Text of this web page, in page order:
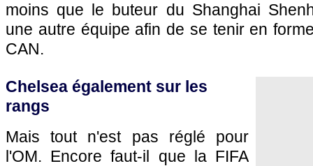
moins que le buteur du Shanghai
une autre équipe afin de se tenir en
CAN.
Chelsea également sur les
rangs
Mais tout n'est pas réglé pour
l'OM. Encore faut-il que la FIFA